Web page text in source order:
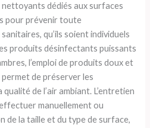
dédiés aux surfaces
pour prévenir toute
qu’ils soient individuels
produits désinfectants puissants
l’emploi de produits doux et
de préserver les
de l’air ambiant. L’entretien
manuellement ou
de la taille et du type de surface,